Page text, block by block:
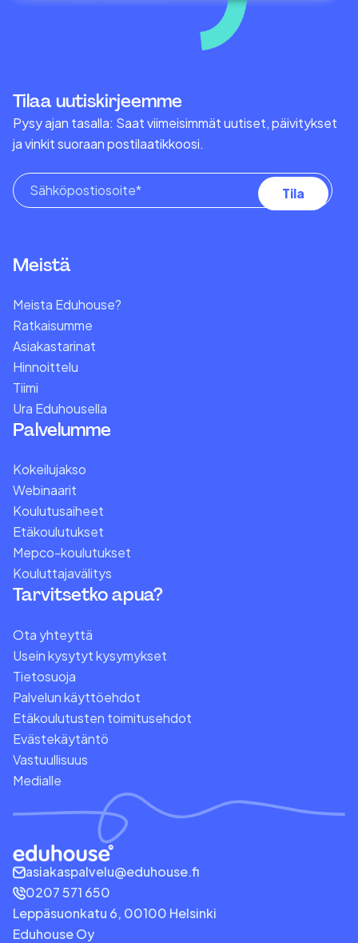
Tilaa uutiskirjeemme
Pysy ajan tasalla: Saat viimeisimmät uutiset, päivitykset
ja vinkit suoraan postilaatikkoosi.
asiakaspalvelu@eduhouse.fi
0207 571 650
Leppäsuonkatu 6, 00100 Helsinki
Eduhouse Oy
Meistä
Meista Eduhouse?
Ratkaisumme
Asiakastarinat
Hinnoittelu
Tiimi
Ura Eduhousella
Palvelumme
Kokeilujakso
Webinaarit
Koulutusaiheet
Etäkoulutukset
Mepco-koulutukset
Kouluttajavälitys
Tarvitsetko apua?
Ota yhteyttä
Usein kysytyt kysymykset
Tietosuoja
Palvelun käyttöehdot
Etäkoulutusten toimitusehdot
Evästekäytäntö
Vastuullisuus
Medialle